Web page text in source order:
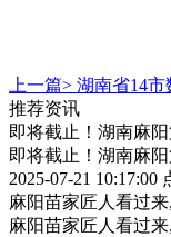
上一篇> 湖南省14
推荐资讯
即将截止！湖南麻
即将截止！湖南麻
2025-07-21 10:17:00
麻阳苗家匠人看过
麻阳苗家匠人看过